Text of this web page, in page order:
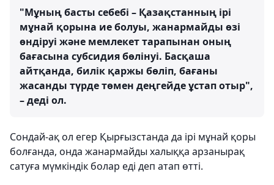
"Мұның басты себебі – Қазақстанның ірі
мұнай қорына ие болуы, жанармайды өзі
өндіруі және мемлекет тарапынан оның
бағасына субсидия бөлінуі. Басқаша
айтқанда, билік қаржы бөліп, бағаны
жасанды түрде төмен деңгейде ұстап отыр",
– деді ол.
Сондай-ақ ол егер Қырғызстанда да ірі мұнай қоры
болғанда, онда жанармайды халыққа арзанырақ
сатуға мүмкіндік болар еді деп атап өтті.